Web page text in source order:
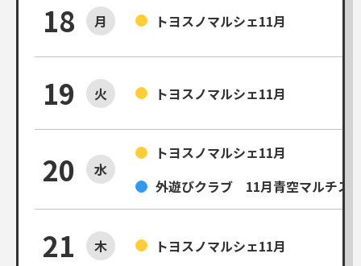
18 月 トヨスノマルシェ11月
19 火 トヨスノマルシェ11月
20 水
トヨスノマルシェ11月
外遊びクラブ 11月青空マルチス
21 木 トヨスノマルシェ11月